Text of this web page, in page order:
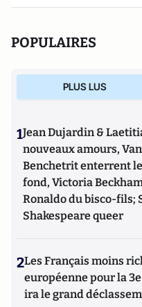
POPULAIRES
PLUS LUS
1Jean Dujardin &
nouveaux amours,
Benchetrit enterrent
fond, Victoria
Ronaldo du bisco-fils;
Shakespeare queer
2Les Français moins
européenne pour la
ira le grand